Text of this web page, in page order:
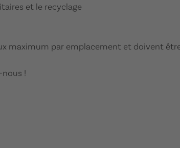
et le recyclage
maximum par emplacement et doivent
!